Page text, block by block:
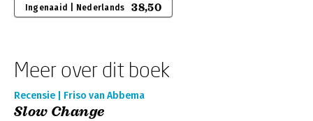
Ingenaaid | Nederlands 38,50
Meer over dit boek
Recensie | Friso van Abbema
Slow Change